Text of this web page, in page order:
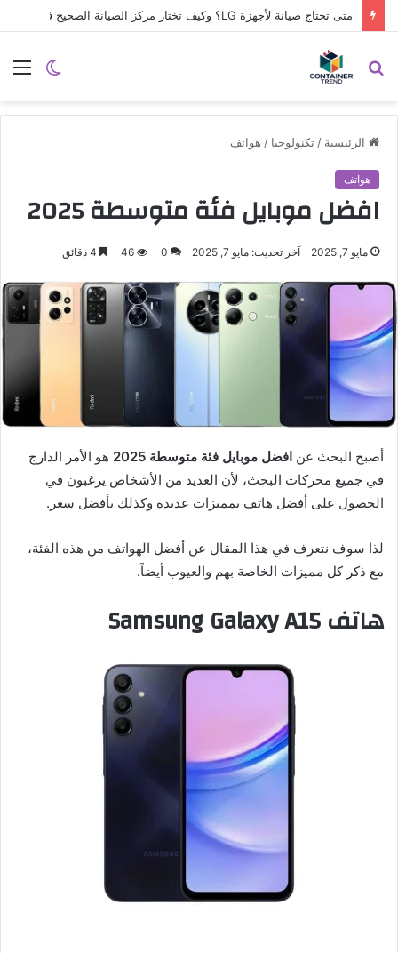
نموذج التواصل
الوضع
بحث
الرئيسية / تكنولوجيا / هواتف
هواتف
افضل موبايل فئة متوسطة 2025
مايو 7, 2025 آخر تحديث: مايو 7, 2025 0
46
أصبح البحث عن افضل موبايل فئة متوسطة 2025
هو الأمر الدارج
في جميع محركات البحث، لأن العديد من الأشخاص يرغبون في
الحصول على أفضل هاتف بمميزات عديدة وكذلك بأفضل سعر.
لذا سوف نتعرف في هذا المقال عن أفضل الهواتف من هذه الفئة،
مع ذكر كل مميزات الخاصة بهم والعيوب أيضاً.
هاتف Samsung Galaxy A15